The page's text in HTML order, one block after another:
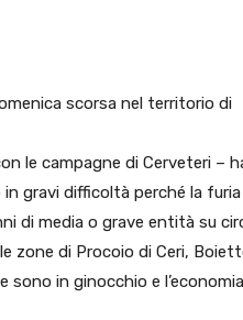
scorsa nel territorio di
le campagne di Cerveteri –
gravi difficoltà perché la
di media o grave entità su
zone di Procoio di Ceri,
in ginocchio e